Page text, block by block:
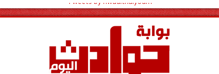
Tweets by hwadithalyoum